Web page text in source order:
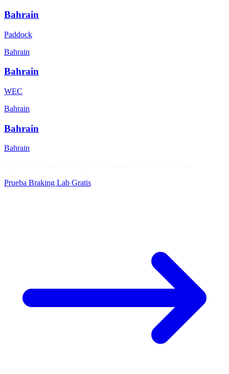
Bahrain
Paddock
Bahrain
Bahrain
WEC
Bahrain
Bahrain
Bahrain
Prueba Braking Lab Gratis